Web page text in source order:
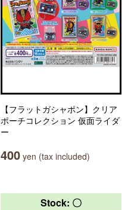
【フラットガシャポン】クリア
ポーチコレクション 仮面ライダ
ー
400 yen (tax included)
Stock: 〇